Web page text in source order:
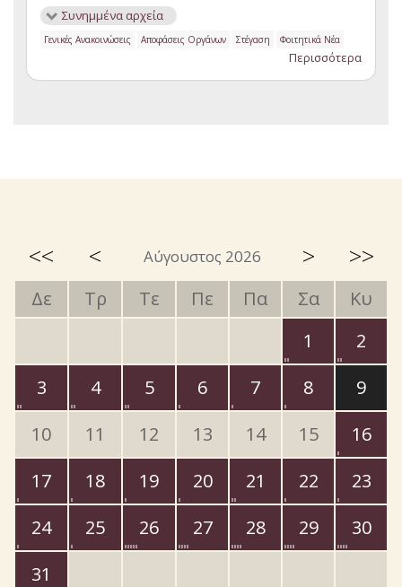
Συνημμένα αρχεία
Γενικές Ανακοινώσεις Αποφάσεις Οργάνων Στέγαση Φοιτητικά Νέα
Περισσότερα
<< < Αύγουστος 2026 > >>
Δε Τρ Τε Πε Πα Σα
Κυ
1
2
3
4 5 6 7 8
9
10
11 12 13 14 15
16
17
18 19 20 21 22
23
24
25 26 27 28 29
30
31